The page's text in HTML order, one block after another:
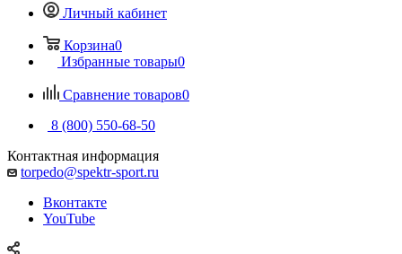
Личный кабинет
Корзина0
Избранные товары0
Сравнение товаров0
8 (800) 550-68-50
Контактная информация
torpedo@spektr-sport.ru
Вконтакте
YouTube